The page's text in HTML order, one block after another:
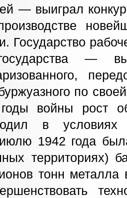
— выиграл
Государство
—
по
войны рост
в условиях
1942 года
территориях)
тонн металла